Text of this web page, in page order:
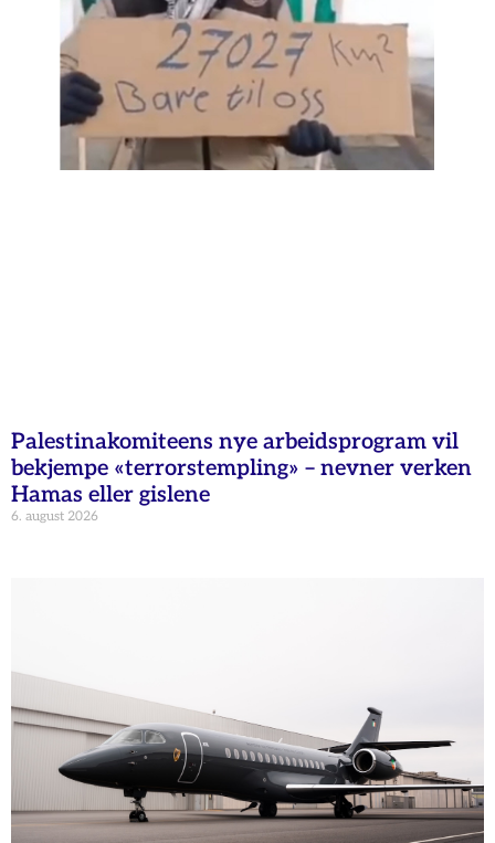
Palestinakomiteens nye arbeidsprogram vil
bekjempe «terrorstempling» – nevner verken
Hamas eller gislene
6. august 2026